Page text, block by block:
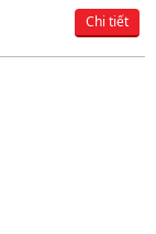
Chi tiết